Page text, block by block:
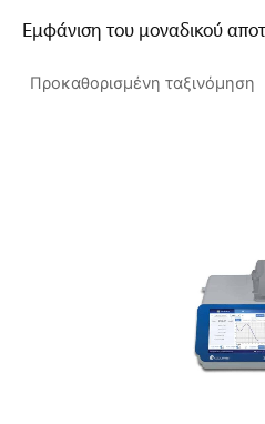
Εμφάνιση του μοναδικού